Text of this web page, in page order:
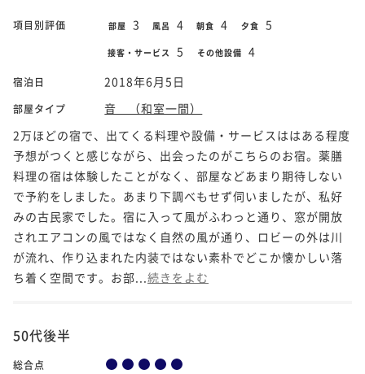
項目別評価 部屋 3 風呂 4 朝食 4 夕食 5
接客・サービス 5 その他設備 4
宿泊日 2018年6月5日
部屋タイプ
音 （和室一間）
2万ほどの宿で、出てくる料理や設備・サービスははある程度
予想がつくと感じながら、出会ったのがこちらのお宿。薬膳
料理の宿は体験したことがなく、部屋などあまり期待しない
で予約をしました。あまり下調べもせず伺いましたが、私好
みの古民家でした。宿に入って風がふわっと通り、窓が開放
されエアコンの風ではなく自然の風が通り、ロビーの外は川
が流れ、作り込まれた内装ではない素朴でどこか懐かしい落
ち着く空間です。お部... 続きをよむ
50代後半
総合点